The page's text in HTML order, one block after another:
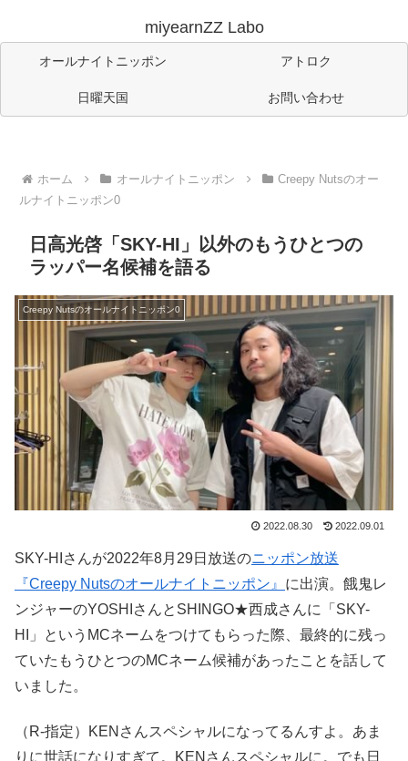
miyearnZZ Labo
オールナイトニッポン アトロク
日曜天国 お問い合わせ
ホーム オールナイトニッポン
Creepy Nutsのオー
ルナイトニッポン0
日高光啓「SKY-HI」以外のもうひとつの
ラッパー名候補を語る
Creepy Nutsのオールナイトニッポン0
2022.08.30 2022.09.01
SKY-HIさんが2022年8月29日放送のニッポン放送
『Creepy Nutsのオールナイトニッポン』 に出演。餓鬼レ
ンジャーのYOSHIさんとSHINGO★西成さんに「SKY-
HI」というMCネームをつけてもらった際、最終的に残っ
ていたもうひとつのMCネーム候補があったことを話して
いました。
（R-指定）KENさんスペシャルになってるんすよ。あま
りに世話になりすぎて。KENさんスペシャルに。でも日